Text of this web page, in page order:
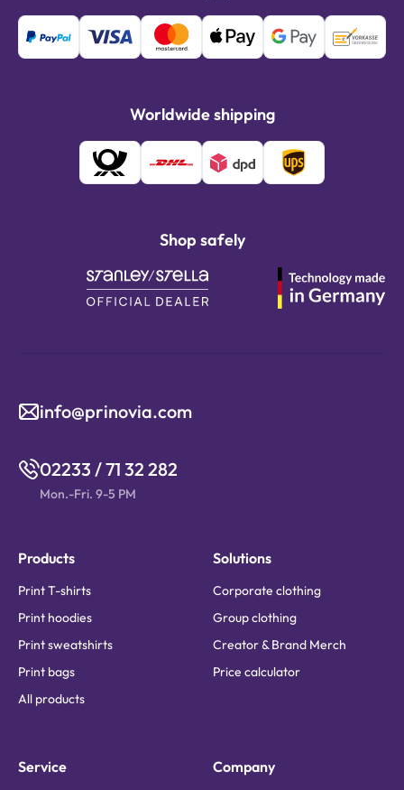
Worldwide shipping
Shop safely
info@prinovia.com
02233 / 71 32 282
Mon.-Fri. 9-5 PM
Products
Print T-shirts
Print hoodies
Print sweatshirts
Print bags
All products
Solutions
Corporate clothing
Group clothing
Creator & Brand Merch
Price calculator
Service Company